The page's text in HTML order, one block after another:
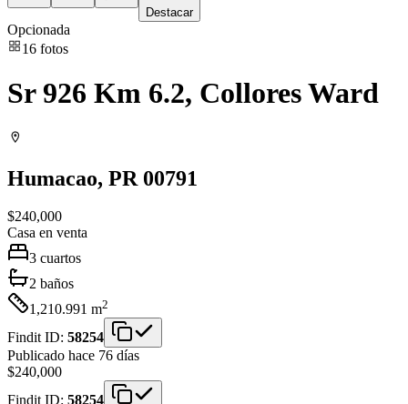
Destacar
Opcionada
16 fotos
Sr 926 Km 6.2, Collores Ward
Humacao, PR 00791
$240,000
Casa en venta
3 cuartos
2 baños
1,210.991 m2
Findit ID: 58254
Publicado hace 76 días
$240,000
Findit ID: 58254